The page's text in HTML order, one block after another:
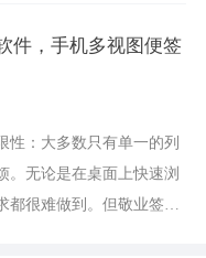
件，手机多视图便签
性：大多数只有单一的列
。无论是在桌面上快速浏
很难做到。但敬业签作